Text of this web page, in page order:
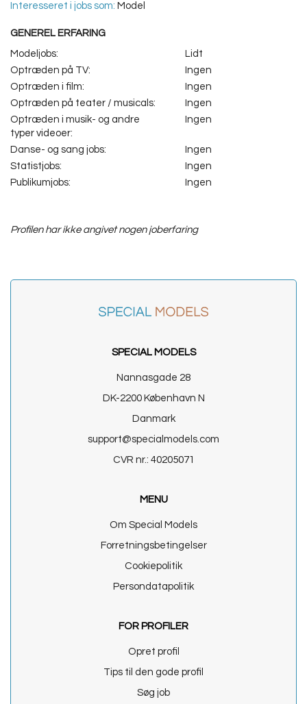
Interesseret i jobs som: Model
GENEREL ERFARING
Modeljobs:
Lidt
Optræden på TV:
Ingen
Optræden i film:
Ingen
Optræden på teater / musicals:
Ingen
Optræden i musik- og andre
typer videoer:
Ingen
Danse- og sang jobs:
Ingen
Statistjobs:
Ingen
Publikumjobs:
Ingen
Profilen har ikke angivet nogen joberfaring
SPECIAL MODELS
Nannasgade 28
DK-2200 København N
Danmark
support@specialmodels.com
CVR nr.: 40205071
MENU
Om Special Models
Forretningsbetingelser
Cookiepolitik
Persondatapolitik
FOR PROFILER
Opret profil
Tips til den gode profil
Søg job